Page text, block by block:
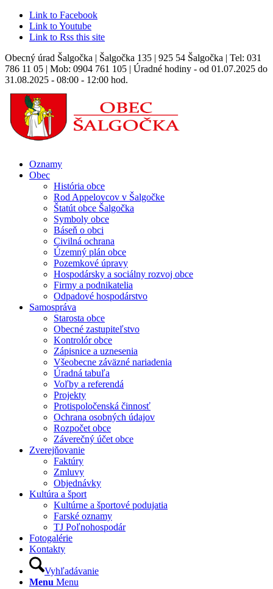
Link to Facebook
Link to Youtube
Link to Rss this site
Obecný úrad Šalgočka | Šalgočka 135 | 925 54 Šalgočka | Tel: 031
786 11 05 | Mob: 0904 761 105 | Úradné hodiny - od 01.07.2025 do
31.08.2025 - 08:00 - 12:00 hod.
Oznamy
Obec
História obce
Rod Appelovcov v Šalgočke
Štatút obce Šalgočka
Symboly obce
Báseň o obci
Civilná ochrana
Územný plán obce
Pozemkové úpravy
Hospodársky a sociálny rozvoj obce
Firmy a podnikatelia
Odpadové hospodárstvo
Samospráva
Starosta obce
Obecné zastupiteľstvo
Kontrolór obce
Zápisnice a uznesenia
Všeobecne záväzné nariadenia
Úradná tabuľa
Voľby a referendá
Projekty
Protispoločenská činnosť
Ochrana osobných údajov
Rozpočet obce
Záverečný účet obce
Zverejňovanie
Faktúry
Zmluvy
Objednávky
Kultúra a šport
Kultúrne a športové podujatia
Farské oznamy
TJ Poľnohospodár
Fotogalérie
Kontakty
Vyhľadávanie
Menu Menu